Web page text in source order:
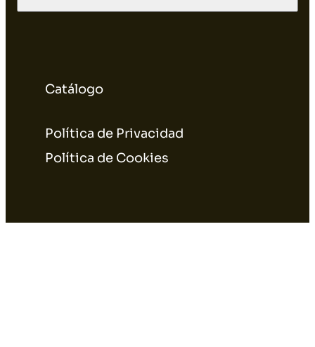
Catálogo
Política de Privacidad
Política de Cookies